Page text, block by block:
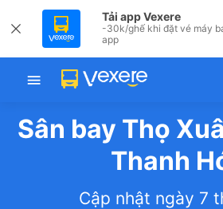
Tải app Vexere
-30k/ghế khi đặt vé máy
app
Sân bay Thọ
Thanh
Cập nhật ngày 7